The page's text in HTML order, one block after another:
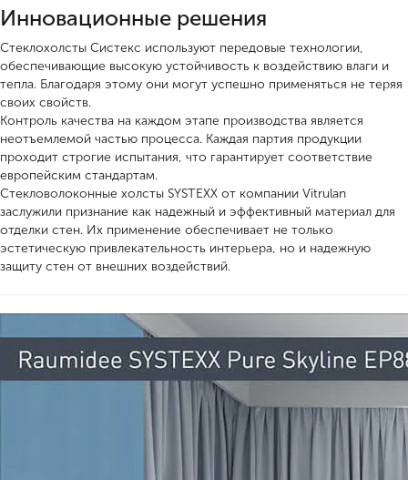
Инновационные решения
Стеклохолсты Систекс используют передовые технологии,
обеспечивающие высокую устойчивость к воздействию влаги и
тепла. Благодаря этому они могут успешно применяться не теряя
своих свойств.
Контроль качества на каждом этапе производства является
неотъемлемой частью процесса. Каждая партия продукции
проходит строгие испытания, что гарантирует соответствие
европейским стандартам.
Стекловолоконные холсты SYSTEXX от компании Vitrulan
заслужили признание как надежный и эффективный материал для
отделки стен. Их применение обеспечивает не только
эстетическую привлекательность интерьера, но и надежную
защиту стен от внешних воздействий.